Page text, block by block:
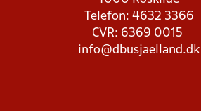
Telefon: 4632 3366
CVR: 6369 0015
info@dbusjaelland.dk